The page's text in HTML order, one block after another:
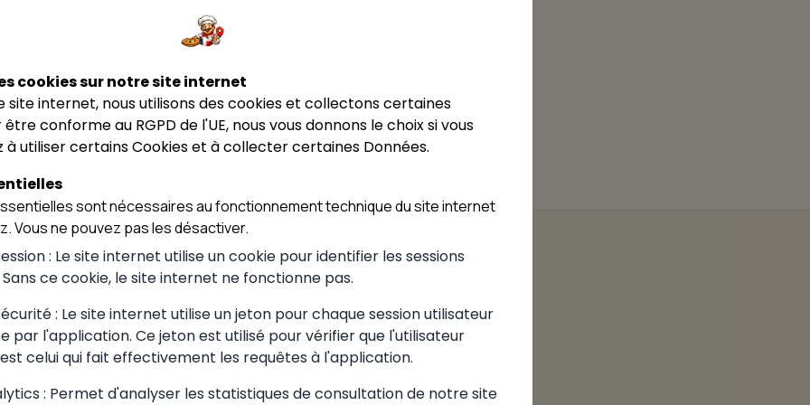
(Restaurant Rapide)
Chez Slim Food
(Restaurant Rapide)
Pont
choisir à
cookies sur notre site internet
site internet, nous utilisons des cookies et collectons certaines
conforme au RGPD de l'UE, nous vous donnons le choix si vous
à utiliser certains Cookies et à collecter certaines Données.
sont nécessaires au fonctionnement technique du site internet
Vous ne pouvez pas les désactiver.
: Le site internet utilise un cookie pour identifier les sessions
ce cookie, le site internet ne fonctionne pas.
: Le site internet utilise un jeton pour chaque session utilisateur
par l'application. Ce jeton est utilisé pour vérifier que l'utilisateur
celui qui fait effectivement les requêtes à l'application.
: Permet d'analyser les statistiques de consultation de notre site